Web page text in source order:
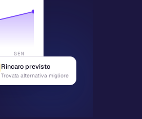
GEN
Rincaro previsto
Trovata alternativa migliore